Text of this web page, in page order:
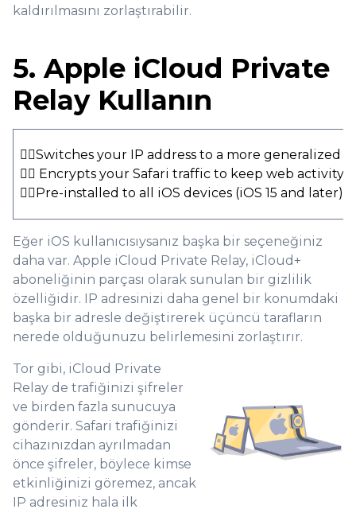
kaldırılmasını zorlaştırabilir.
5. Apple iCloud Private
Relay Kullanın
👍🏻Switches your IP address to a more generalized
👍🏻 Encrypts your Safari traffic to keep web activity
👍🏻Pre-installed to all iOS devices (iOS 15 and later)
Eğer iOS kullanıcısıysanız başka bir seçeneğiniz
daha var. Apple iCloud Private Relay, iCloud+
aboneliğinin parçası olarak sunulan bir gizlilik
özelliğidir. IP adresinizi daha genel bir konumdaki
başka bir adresle değiştirerek üçüncü tarafların
nerede olduğunuzu belirlemesini zorlaştırır.
Tor gibi, iCloud Private
Relay de trafiğinizi şifreler
ve birden fazla sunucuya
gönderir. Safari trafiğinizi
cihazınızdan ayrılmadan
önce şifreler, böylece kimse
etkinliğinizi göremez, ancak
IP adresiniz hala ilk